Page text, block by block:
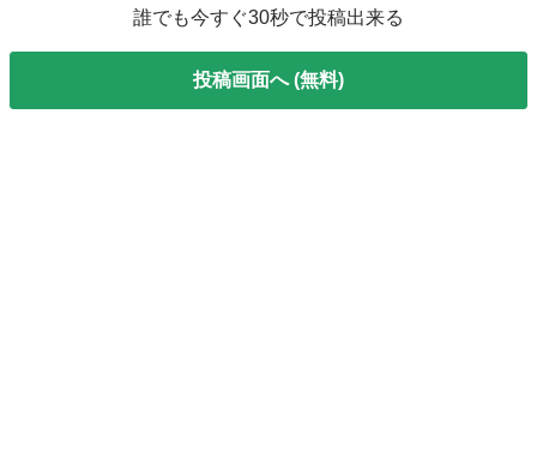
誰でも今すぐ30秒で投稿出来る
投稿画面へ (無料)